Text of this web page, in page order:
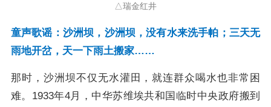
△瑞金红井
童声歌谣：沙洲坝，沙洲坝，没有水来洗手帕；三天无
雨地开岔，天一下雨土搬家……
那时，沙洲坝不仅无水灌田，就连群众喝水也非常困
难。1933年4月，中华苏维埃共和国临时中央政府搬到